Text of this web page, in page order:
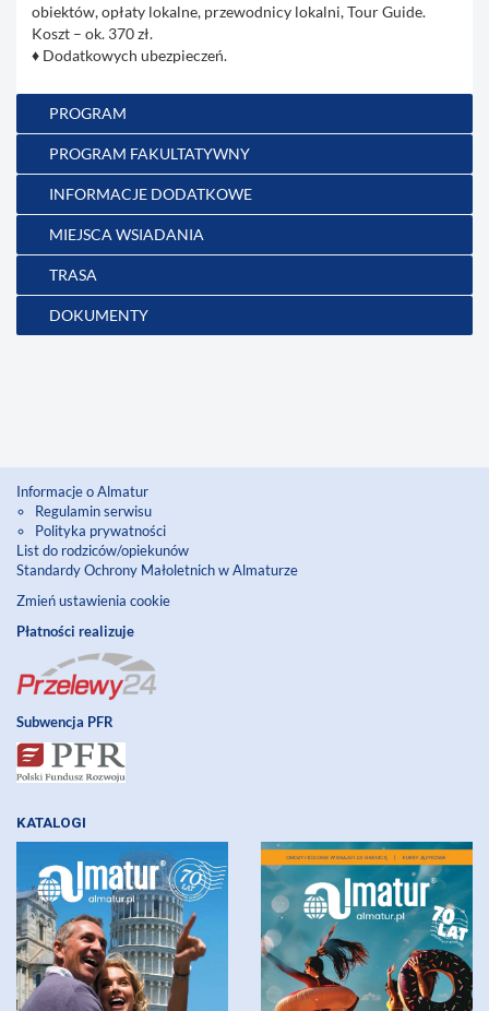
obiektów, opłaty lokalne, przewodnicy lokalni, Tour Guide.
Koszt – ok. 370 zł.
♦ Dodatkowych ubezpieczeń.
PROGRAM
PROGRAM FAKULTATYWNY
INFORMACJE DODATKOWE
MIEJSCA WSIADANIA
TRASA
DOKUMENTY
Informacje o Almatur
Regulamin serwisu
Polityka prywatności
List do rodziców/opiekunów
Standardy Ochrony Małoletnich w Almaturze
Zmień ustawienia cookie
Płatności realizuje
Subwencja PFR
KATALOGI